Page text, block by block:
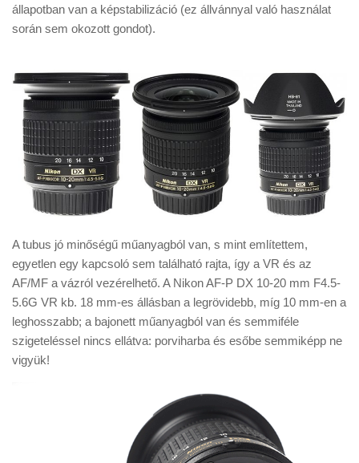
állapotban van a képstabilizáció (ez állvánnyal való használat
során sem okozott gondot).
A tubus jó minőségű műanyagból van, s mint említettem,
egyetlen egy kapcsoló sem található rajta, így a VR és az
AF/MF a vázról vezérelhető. A Nikon AF-P DX 10-20 mm F4.5-
5.6G VR kb. 18 mm-es állásban a legrövidebb, míg 10 mm-en a
leghosszabb; a bajonett műanyagból van és semmiféle
szigeteléssel nincs ellátva: porviharba és esőbe semmiképp ne
vigyük!